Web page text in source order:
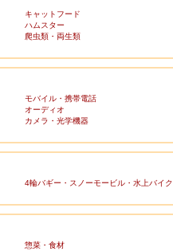
キャットフード
ハムスター
爬虫類・両生類
モバイル・携帯電話
オーディオ
カメラ・光学機器
4輪バギー・スノーモービル・水上バイク
惣菜・食材